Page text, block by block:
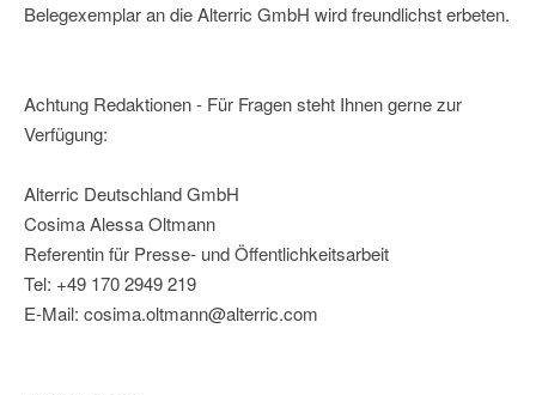
Belegexemplar an die Alterric GmbH wird freundlichst erbeten.
Achtung Redaktionen - Für Fragen steht Ihnen gerne zur
Verfügung:
Alterric Deutschland GmbH
Cosima Alessa Oltmann
Referentin für Presse- und Öffentlichkeitsarbeit
Tel: +49 170 2949 219
E-Mail: cosima.oltmann@alterric.com